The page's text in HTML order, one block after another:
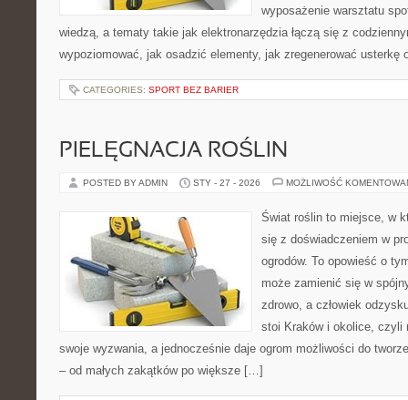
wyposażenie warsztatu
wiedzą, a tematy takie jak elektronarzędzia łączą się z
wypoziomować, jak osadzić elementy, jak zregenerować usterkę
CATEGORIES: SPORT BEZ BARIER
PIELĘGNACJA ROŚLIN
POSTED BY ADMIN STY - 27 - 2026 MOŻLIWOŚĆ
Świat roślin to miejsce, w
się z doświadczeniem w
ogrodów. To opowieść o
może zamienić się w
zdrowo, a człowiek
stoi Kraków i okolice, czyli
swoje wyzwania, a jednocześnie daje ogrom możliwości do
– od małych zakątków po większe […]